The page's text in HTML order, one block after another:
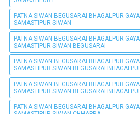
PATNA SIWAN BEGUSARAI BHAGALPUR
SAMASTIPUR SIWAN
PATNA SIWAN BEGUSARAI BHAGALPUR
SAMASTIPUR SIWAN BEGUSARAI
PATNA SIWAN BEGUSARAI BHAGALPUR
SAMASTIPUR SIWAN BEGUSARAI
PATNA SIWAN BEGUSARAI BHAGALPUR
SAMASTIPUR SIWAN BEGUSARAI
PATNA SIWAN BEGUSARAI BHAGALPUR